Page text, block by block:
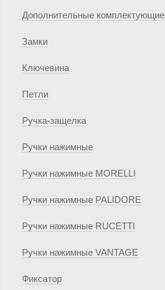
Дополнительные комплектующие
Замки
Ключевина
Петли
Ручка-защелка
Ручки нажимные
Ручки нажимные MORELLI
Ручки нажимные PALIDORE
Ручки нажимные RUCETTI
Ручки нажимные VANTAGE
Фиксатор